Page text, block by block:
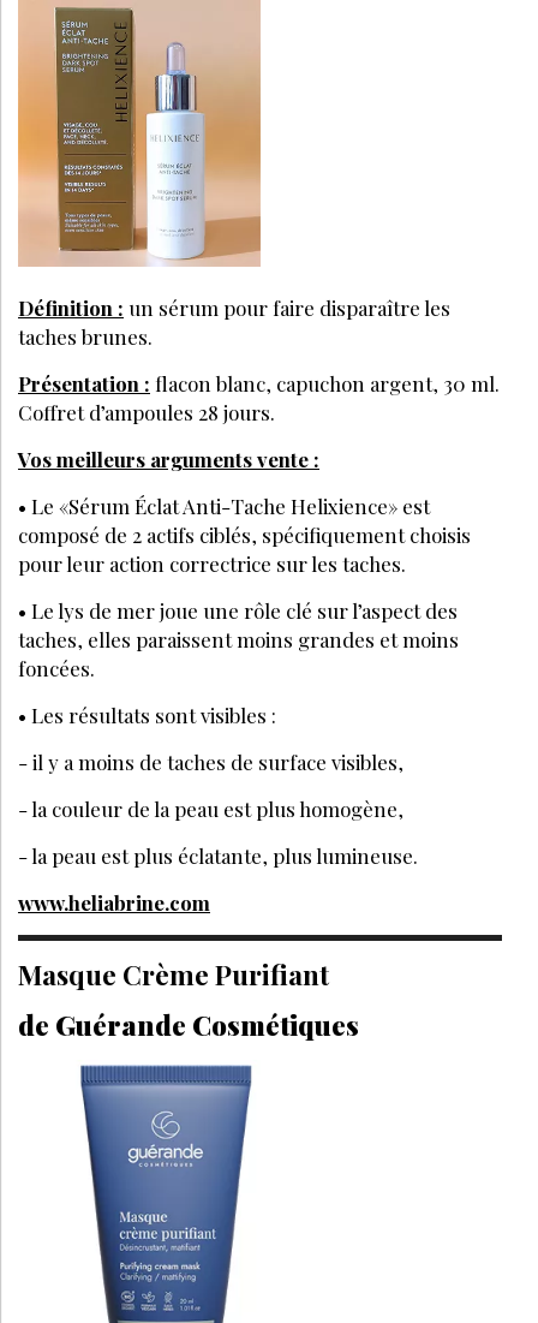
Définition : un sérum pour faire disparaître les
taches brunes.
Présentation : flacon blanc, capuchon argent, 30 ml.
Coffret d’ampoules 28 jours.
Vos meilleurs arguments vente :
• Le «Sérum Éclat Anti-Tache Helixience» est
composé de 2 actifs ciblés, spécifiquement choisis
pour leur action correctrice sur les taches.
• Le lys de mer joue une rôle clé sur l’aspect des
taches, elles paraissent moins grandes et moins
foncées.
• Les résultats sont visibles :
- il y a moins de taches de surface visibles,
- la couleur de la peau est plus homogène,
- la peau est plus éclatante, plus lumineuse.
www.heliabrine.com
Masque Crème Purifiant
de Guérande Cosmétiques